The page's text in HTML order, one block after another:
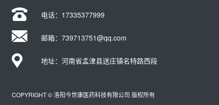
电话： 17335377999
邮箱：739713751@qq.com
地址：河南省孟津县送庄镇名特路西段
COPYRIGHT © 洛阳今世康医药科技有限公司 版权所有